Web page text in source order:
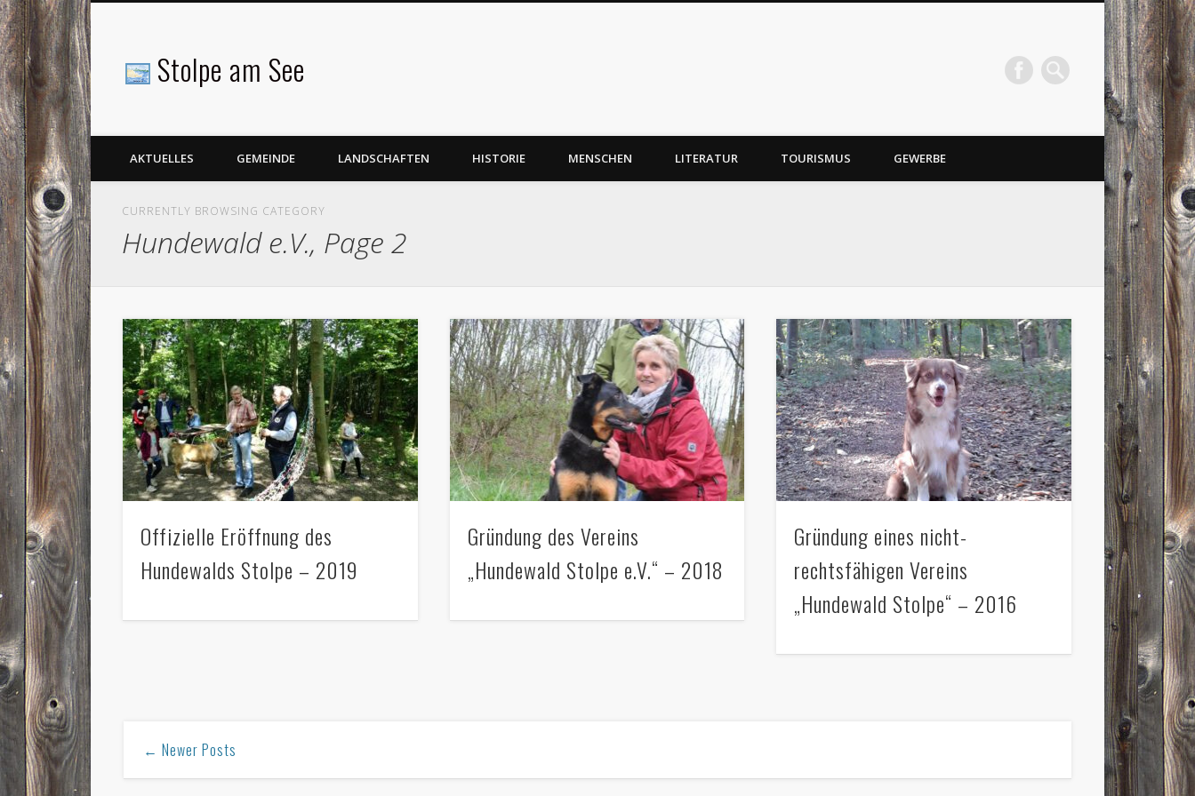
Stolpe am See
Facebook
AKTUELLES GEMEINDE LANDSCHAFTEN HISTORIE MENSCHEN LITERATUR TOURISMUS GEWERBE
CURRENTLY BROWSING CATEGORY
Hundewald e.V., Page 2
Offizielle Eröffnung des
Hundewalds Stolpe – 2019
Gründung des Vereins
„Hundewald Stolpe e.V.“ – 2018
Gründung eines nicht-
rechtsfähigen Vereins
„Hundewald Stolpe“ – 2016
← Newer Posts